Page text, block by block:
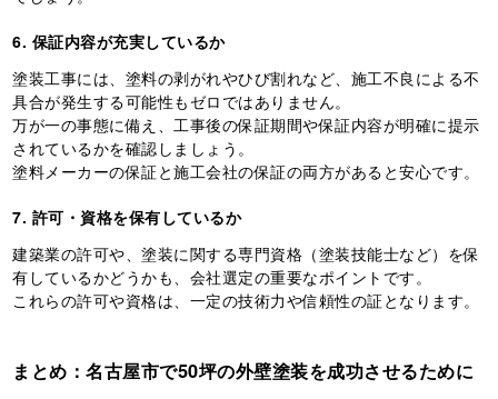
6. 保証内容が充実しているか
塗装工事には、塗料の剥がれやひび割れなど、施工不良による不
具合が発生する可能性もゼロではありません。
万が一の事態に備え、工事後の保証期間や保証内容が明確に提示
されているかを確認しましょう。
塗料メーカーの保証と施工会社の保証の両方があると安心です。
7. 許可・資格を保有しているか
建築業の許可や、塗装に関する専門資格（塗装技能士など）を保
有しているかどうかも、会社選定の重要なポイントです。
これらの許可や資格は、一定の技術力や信頼性の証となります。
まとめ：名古屋市で50坪の外壁塗装を成功させるために